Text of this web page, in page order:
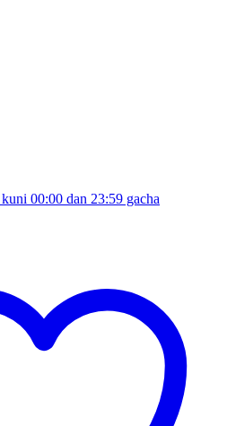
00:00 dan 23:59 gacha